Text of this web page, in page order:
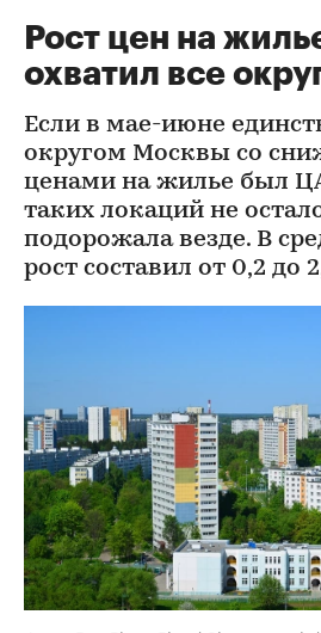
Рост цен на
охватил все
Если в мае-июне
округом Москвы со
ценами на жилье был
таких локаций не
подорожала везде. В
рост составил от 0,2 до